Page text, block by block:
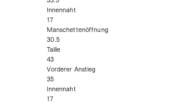
Innennaht
17
Manschettenöffnung
30.5
Taille
43
Vorderer Anstieg
35
Innennaht
17